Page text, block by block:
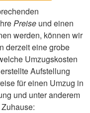
Preise und einen
werden, können wir
derzeit eine grobe
Umzugskosten
Aufstellung
für einen Umzug in
und unter anderem